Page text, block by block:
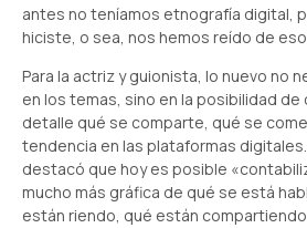
antes no teníamos etnografía digital,
hiciste, o sea, nos hemos reído de
Para la actriz y guionista, lo nuevo no
en los temas, sino en la posibilidad de
detalle qué se comparte, qué se
tendencia en las plataformas
destacó que hoy es posible
mucho más gráfica de qué se está
están riendo, qué están